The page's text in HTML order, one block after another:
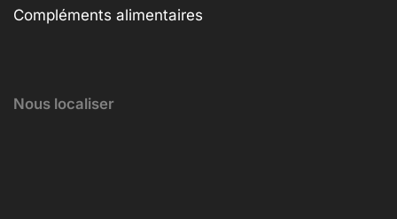
Compléments alimentaires
Nous localiser